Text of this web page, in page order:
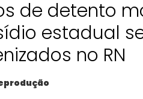
de detento
estadual
no RN